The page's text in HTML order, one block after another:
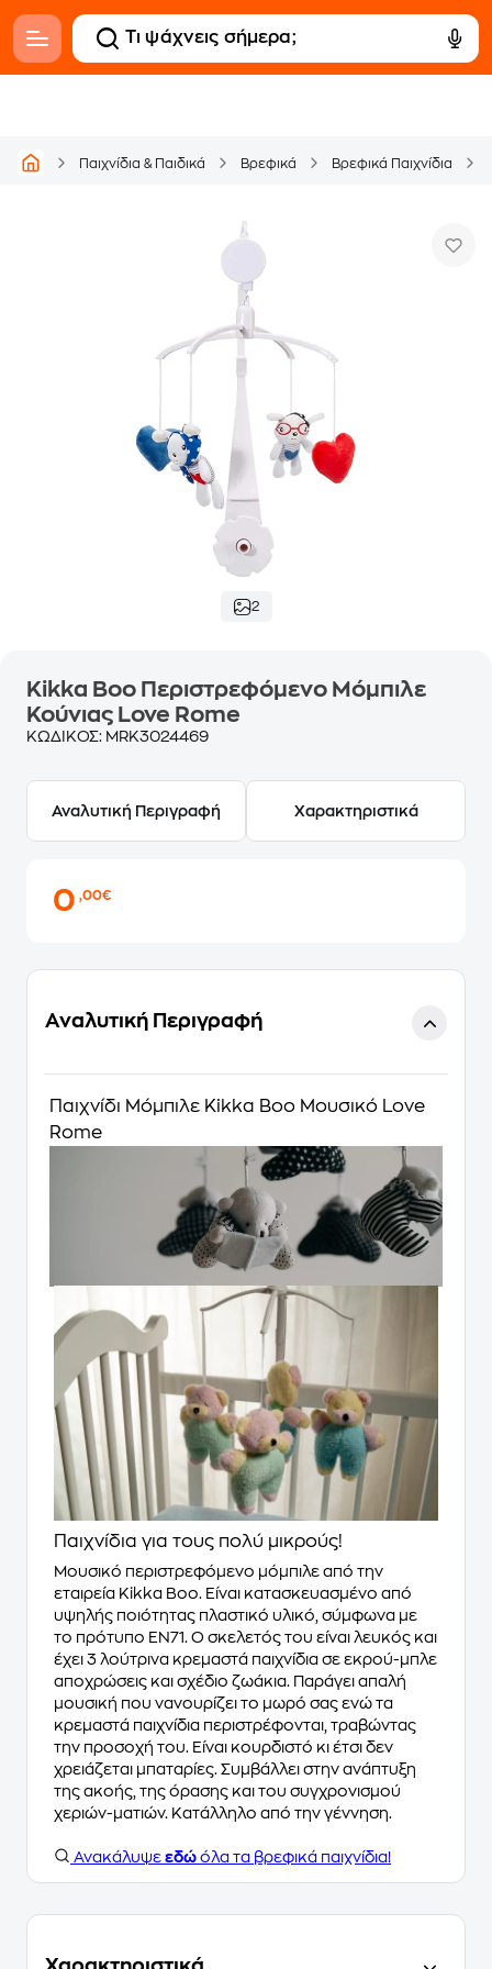
Παιχνίδια & Παιδικά Βρεφικά Βρεφικά Παιχνίδια
2
Kikka Boo Περιστρεφόμενο Μόμπιλε
Κούνιας Love Rome
ΚΩΔΙΚΟΣ: MRK3024469
Αναλυτική Περιγραφή Χαρακτηριστικά
0,00€
Αναλυτική Περιγραφή
Παιχνίδι Μόμπιλε Kikka Boo Μουσικό Love
Rome
Παιχνίδια για τους πολύ μικρούς!
Μουσικό περιστρεφόμενο μόμπιλε από την
εταιρεία Kikka Boo. Είναι κατασκευασμένο από
υψηλής ποιότητας πλαστικό υλικό, σύμφωνα με
το πρότυπο EN71. Ο σκελετός του είναι λευκός και
έχει 3 λούτρινα κρεμαστά παιχνίδια σε εκρού-μπλε
αποχρώσεις και σχέδιο ζωάκια. Παράγει απαλή
μουσική που νανουρίζει το μωρό σας ενώ τα
κρεμαστά παιχνίδια περιστρέφονται, τραβώντας
την προσοχή του. Είναι κουρδιστό κι έτσι δεν
χρειάζεται μπαταρίες. Συμβάλλει στην ανάπτυξη
της ακοής, της όρασης και του συγχρονισμού
χεριών-ματιών. Κατάλληλο από την γέννηση.
Ανακάλυψε εδώ όλα τα βρεφικά παιχνίδια!